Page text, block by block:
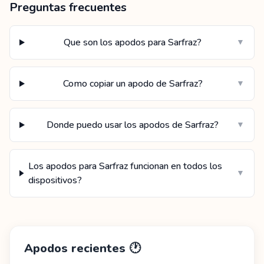
Preguntas frecuentes
Que son los apodos para Sarfraz? ▼
Como copiar un apodo de Sarfraz? ▼
Donde puedo usar los apodos de Sarfraz? ▼
Los apodos para Sarfraz funcionan en todos los
dispositivos?
▼
Apodos recientes 🕐